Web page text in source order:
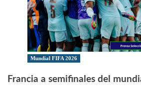
todos
los
tiempos
de
la
Mundial
Mundial FIFA 2026
Francia a semifinales del